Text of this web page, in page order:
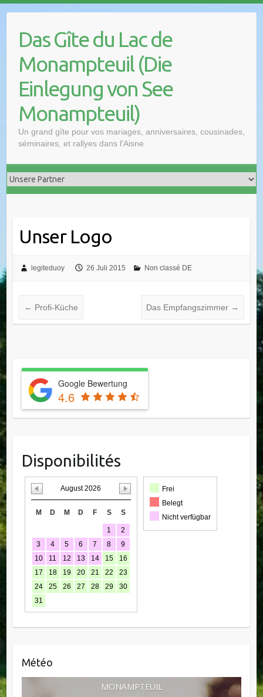
Das Gîte du Lac de
Monampteuil (Die
Einlegung von See
Monampteuil)
Un grand gîte pour vos mariages, anniversaires, cousinades,
séminaires, et rallyes dans l'Aisne
Unser Logo
legiteduoy 26 Juli 2015 Non classé DE
← Profi-Küche Das Empfangszimmer →
Google Bewertung
4.6
Disponibilités
August 2026
M D M D F S S
1
2
3
4 5 6 7 8
9
10
11 12 13 14 15
16
17
18 19 20 21 22
23
24
25 26 27 28 29
30
31
Frei
Belegt
Nicht verfügbar
Météo
MONAMPTEUIL